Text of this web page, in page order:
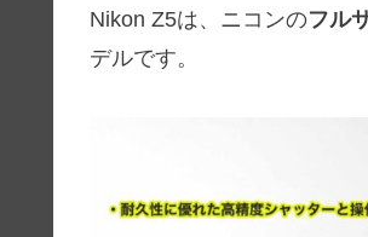
Nikon Z5は、ニコンのフル
デルです。